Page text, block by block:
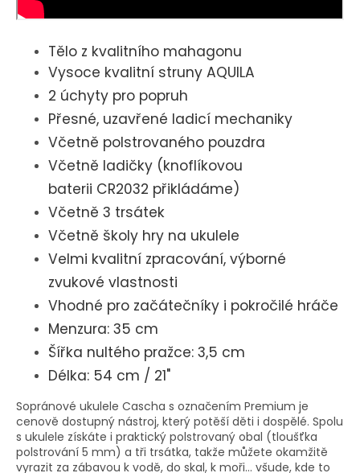
Tělo z kvalitního mahagonu
Vysoce kvalitní struny AQUILA
2 úchyty pro popruh
Přesné, uzavřené ladicí mechaniky
Včetně polstrovaného pouzdra
Včetně ladičky (knoflíkovou
baterii CR2032 přikládáme)
Včetně 3 trsátek
Včetně školy hry na ukulele
Velmi kvalitní zpracování, výborné
zvukové vlastnosti
Vhodné pro začátečníky i pokročilé hráče
Menzura: 35 cm
Šířka nultého pražce: 3,5 cm
Délka: 54 cm / 21"
Sopránové ukulele Cascha s označením Premium je
cenově dostupný nástroj, který potěší děti i dospělé. Spolu
s ukulele získáte i praktický polstrovaný obal (tloušťka
polstrování 5 mm) a tři trsátka, takže můžete okamžitě
vyrazit za zábavou k vodě, do skal, k moři… všude, kde to